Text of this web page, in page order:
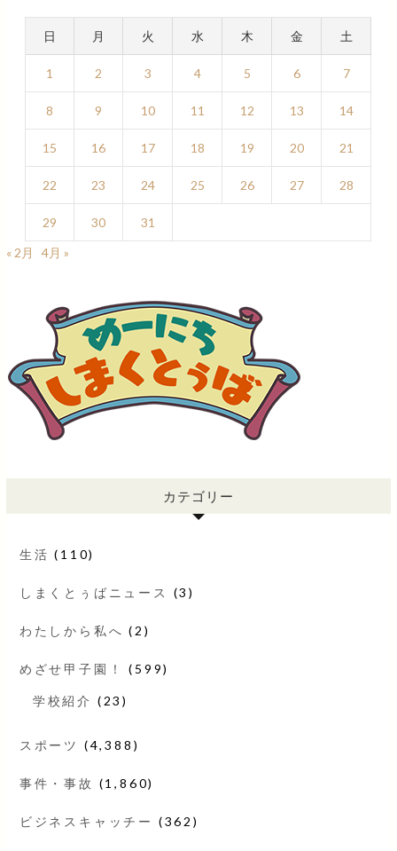
日 月 火 水 木 金 土
1 2 3 4 5 6 7
8 9 10 11 12 13 14
15 16 17 18 19 20 21
22 23 24 25 26 27 28
29 30
31
« 2月
4月 »
カテゴリー
生活 (110)
しまくとぅばニュース (3)
わたしから私へ (2)
めざせ甲子園！ (599)
学校紹介 (23)
スポーツ (4,388)
事件・事故 (1,860)
ビジネスキャッチー (362)